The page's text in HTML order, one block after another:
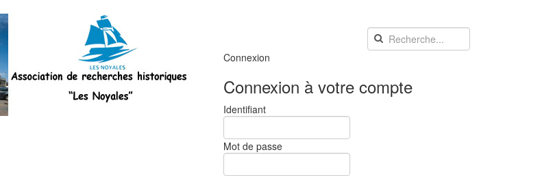
Connexion
Connexion à votre compte
Identifiant
Mot de passe